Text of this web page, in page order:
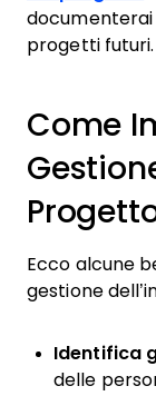
documenterai
progetti futuri.
Come
Ecco alcune
gestione
Identifica
delle